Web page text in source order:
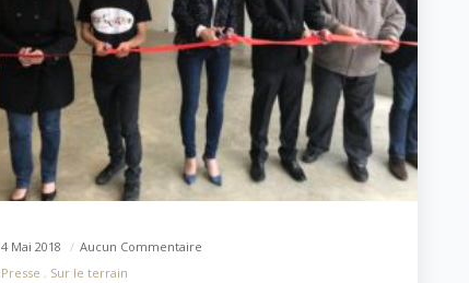
4 Mai 2018
Aucun Commentaire
Presse
Sur le terrain